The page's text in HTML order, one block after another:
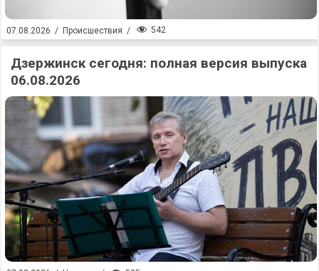
07.08.2026 / Происшествия / 542
Дзержинск сегодня: полная версия выпуска
06.08.2026